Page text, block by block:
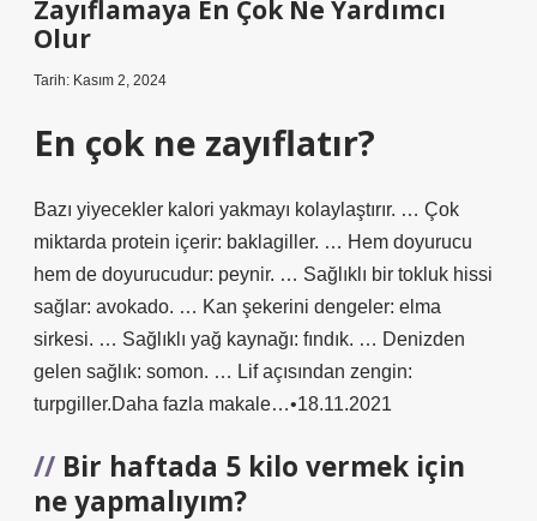
Zayıflamaya En Çok Ne Yardımcı
Olur
Tarih: Kasım 2, 2024
En çok ne zayıflatır?
Bazı yiyecekler kalori yakmayı kolaylaştırır. … Çok
miktarda protein içerir: baklagiller. … Hem doyurucu
hem de doyurucudur: peynir. … Sağlıklı bir tokluk hissi
sağlar: avokado. … Kan şekerini dengeler: elma
sirkesi. … Sağlıklı yağ kaynağı: fındık. … Denizden
gelen sağlık: somon. … Lif açısından zengin:
turpgiller.Daha fazla makale…•18.11.2021
Bir haftada 5 kilo vermek için
ne yapmalıyım?